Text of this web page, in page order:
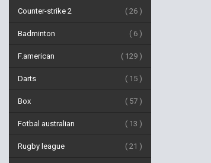
Counter-strike 2 26
Badminton 6
F.american 129
Darts 15
Box 57
Fotbal australian 13
Rugby league 21